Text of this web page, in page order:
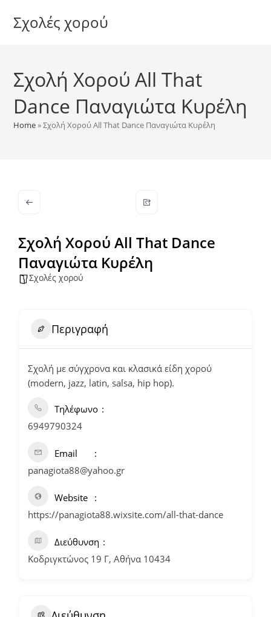
Σχολές χορού
Σχολή Χορού All That
Dance Παναγιώτα Κυρέλη
Home»Σχολή Χορού All That Dance Παναγιώτα Κυρέλη
Σχολή Χορού All That Dance
Παναγιώτα Κυρέλη
Σχολές χορού
Περιγραφή
Σχολή με σύγχρονα και κλασικά είδη χορού
(modern, jazz, latin, salsa, hip hop).
Τηλέφωνο
6949790324
Email
panagiota88@yahoo.gr
Website
https://panagiota88.wixsite.com/all-that-dance
Διεύθυνση
Κοδριγκτώνος 19 Γ, Αθήνα 10434